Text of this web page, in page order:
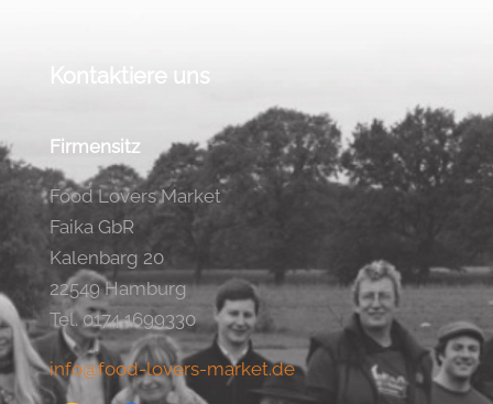
Kontaktiere uns
Firmensitz
Food Lovers Market
Faika GbR
Kalenbarg 20
22549 Hamburg
Tel. 0174 1699330
info@food-lovers-market.de